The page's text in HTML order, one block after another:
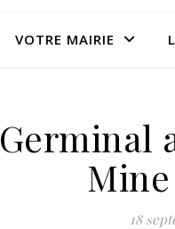
VOTRE MAIRIE
Germinal
18